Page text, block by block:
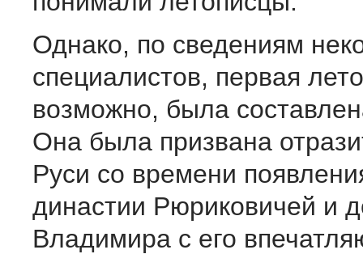
Однако, по сведениям
специалистов, первая
возможно, была
Она была призвана
Руси со времени
династии Рюриковичей и
Владимира с его